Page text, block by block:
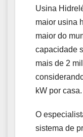
Usina
maior usina
maior do
capacidade
mais de 2
kW por casa.
O
sistema de